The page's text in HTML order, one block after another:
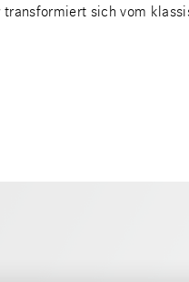
sich vom